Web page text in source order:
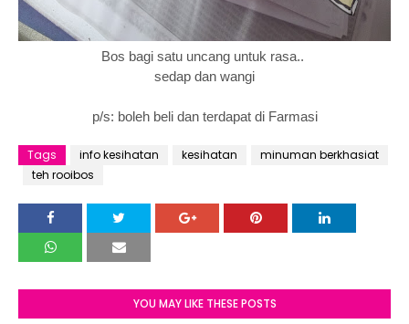
Bos bagi satu uncang untuk rasa..
sedap dan wangi
p/s: boleh beli dan terdapat di Farmasi
Tags info kesihatan kesihatan
minuman berkhasiat
teh rooibos
YOU MAY LIKE THESE POSTS